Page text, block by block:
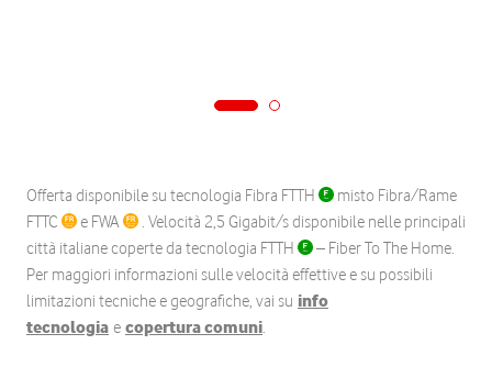
Offerta disponibile su tecnologia Fibra FTTH
misto Fibra/Rame
FTTC
e FWA
. Velocità 2,5 Gigabit/s disponibile nelle principali
città italiane coperte da tecnologia FTTH
– Fiber To The Home.
Per maggiori informazioni sulle velocità effettive e su possibili
limitazioni tecniche e geografiche, vai su info
tecnologia e copertura comuni.